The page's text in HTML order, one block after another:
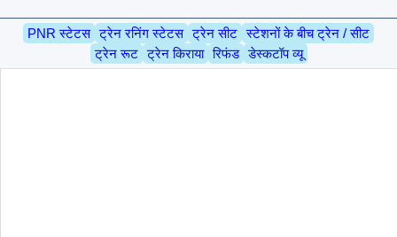
PNR स्टेटस ट्रेन रनिंग स्टेटस ट्रेन सीट स्टेशनों के बीच ट्रेन / सीट
ट्रेन रूट ट्रेन किराया रिफंड डेस्कटॉप व्यू